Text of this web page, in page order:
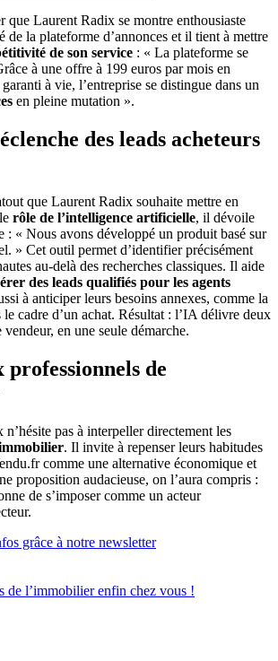
que Laurent Radix se montre enthousiaste
de la plateforme d’annonces et il tient à mettre
de son service : « La plateforme se
à une offre à 199 euros par mois en
à vie, l’entreprise se distingue dans un
en pleine mutation ».
des leads acheteurs
que Laurent Radix souhaite mettre en
rôle de l’intelligence artificielle, il dévoile
: « Nous avons développé un produit basé sur
» Cet outil permet d’identifier précisément
au-delà des recherches classiques. Il aide
des leads qualifiés pour les agents
à anticiper leurs besoins annexes, comme la
le cadre d’un achat. Résultat : l’IA délivre deux
vendeur, en une seule démarche.
professionnels de
pas à interpeller directement les
. Il invite à repenser leurs habitudes
comme une alternative économique et
proposition audacieuse, on l’aura compris :
de s’imposer comme un acteur
grâce à notre newsletter
de l’immobilierenfin chez vous !